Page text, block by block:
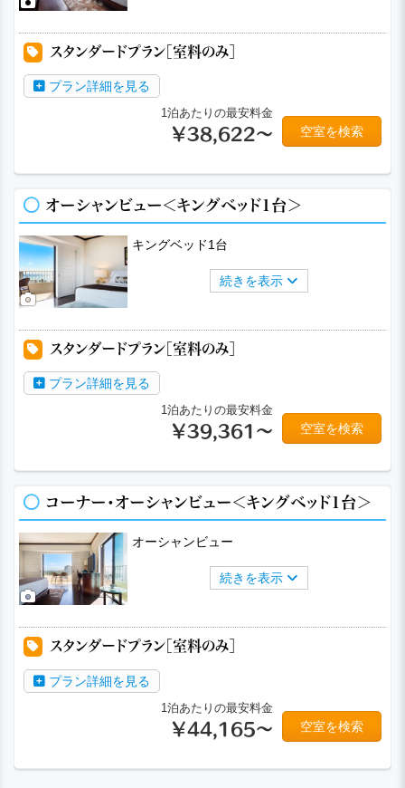
スタンダードプラン［室料のみ］
プラン詳細を見る
1泊あたりの最安料金
￥38,622～ 空室を検索
オーシャンビュー＜キングベッド1台＞
キングベッド1台
続きを表示
スタンダードプラン［室料のみ］
プラン詳細を見る
1泊あたりの最安料金
￥39,361～ 空室を検索
コーナー・オーシャンビュー＜キングベッド1台＞
オーシャンビュー
続きを表示
スタンダードプラン［室料のみ］
プラン詳細を見る
1泊あたりの最安料金
￥44,165～ 空室を検索